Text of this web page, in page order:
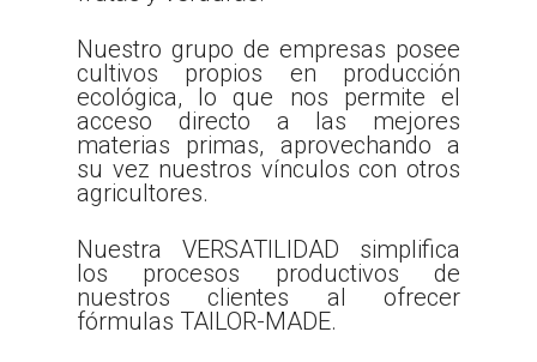
Nuestro grupo de empresas posee
cultivos propios en producción
ecológica, lo que nos permite el
acceso directo a las mejores
materias primas, aprovechando a
su vez nuestros vínculos con otros
agricultores.
Nuestra VERSATILIDAD simplifica
los procesos productivos de
nuestros clientes al ofrecer
fórmulas TAILOR-MADE.